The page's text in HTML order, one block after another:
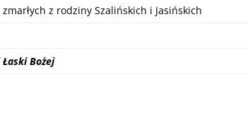
z rodziny Szalińskich i Jasińskich
Bożej